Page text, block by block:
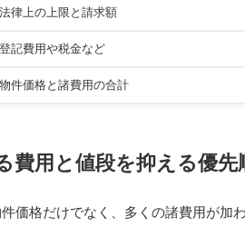
法律上の上限と請求額
登記費用や税金など
物件価格と諸費用の合計
費用と値段を抑える優先
価格だけでなく、多くの諸費用が加